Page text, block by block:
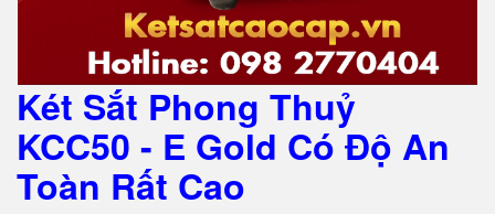
Két Sắt Phong Thuỷ
KCC50 - E Gold Có Độ An
Toàn Rất Cao